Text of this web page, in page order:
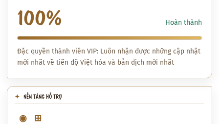
100% Hoàn thành
Đặc quyền thành viên VIP: Luôn nhận được những cập nhật
mới nhất về tiến độ Việt hóa và bản dịch mới nhất
NỀN TẢNG HỖ TRỢ
◉ ⊞